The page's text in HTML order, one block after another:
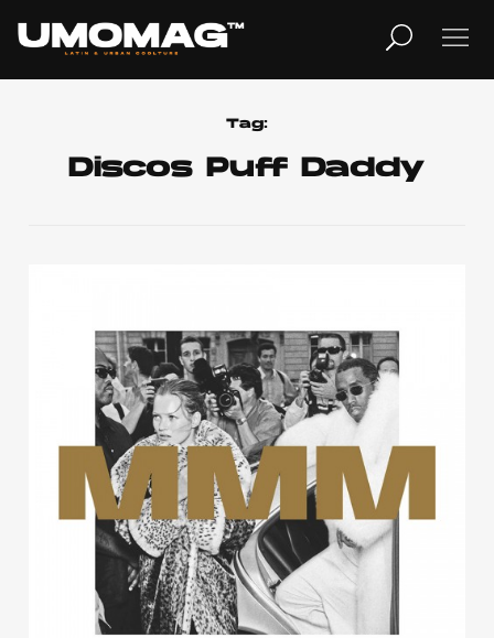
Home
Cover Story
Publicidad
Contacto
Aviso Legal
Tag:
Discos Puff Daddy